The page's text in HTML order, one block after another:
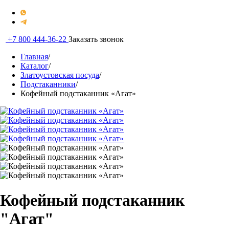
+7 800 444-36-22 Заказать звонок
Главная/
Каталог/
Златоустовская посуда/
Подстаканники/
Кофейный подстаканник «Агат»
Кофейный подстаканник
"Агат"